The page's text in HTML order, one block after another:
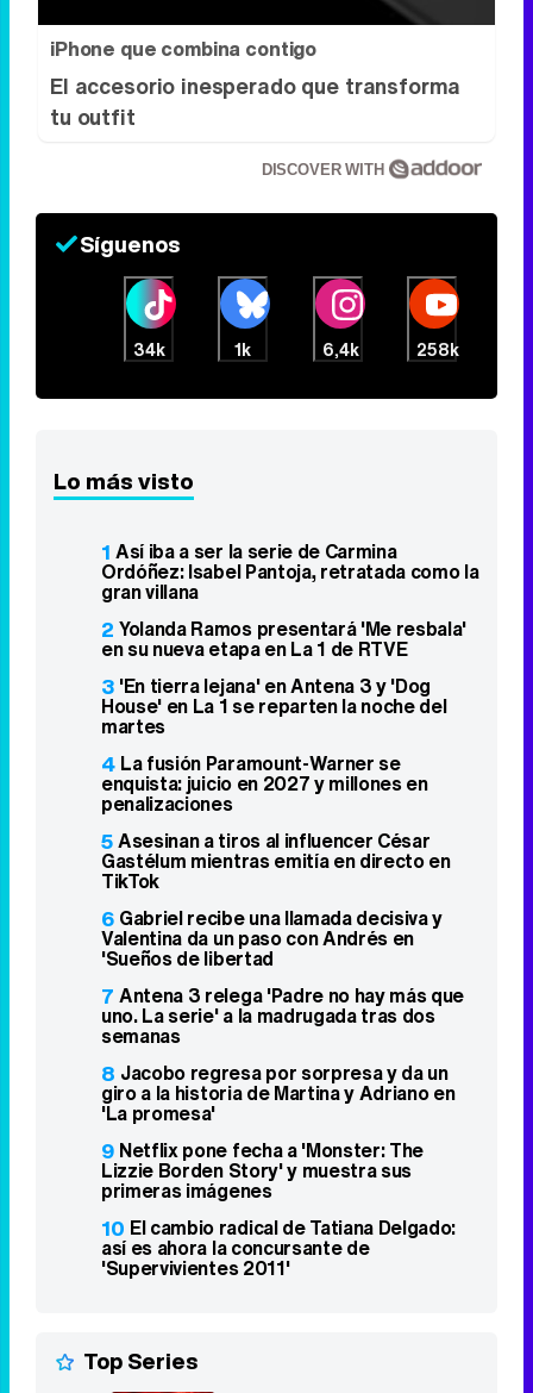
iPhone que combina contigo
El accesorio inesperado que transforma
Síguenos
Lo más visto
1Así iba a ser la serie de Carmina
Ordóñez: Isabel Pantoja, retratada como la
gran villana
2 Yolanda Ramos presentará 'Me resbala'
en su nueva etapa en La 1 de RTVE
3'En tierra lejana' en Antena 3 y 'Dog
House' en La 1 se reparten la noche del
martes
4La fusión Paramount-Warner se
enquista: juicio en 2027 y millones en
penalizaciones
5 Asesinan a tiros al influencer César
Gastélum mientras emitía en directo en
TikTok
6 Gabriel recibe una llamada decisiva y
Valentina da un paso con Andrés en
'Sueños de libertad
7Antena 3 relega 'Padre no hay más que
uno. La serie' a la madrugada tras dos
giro a la historia de Martina y Adriano en
'La promesa'